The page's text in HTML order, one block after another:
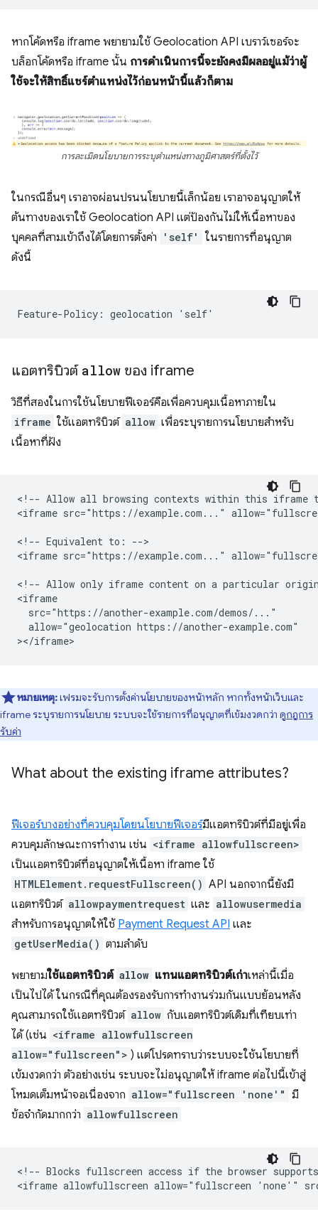
หากโค้ดหรือ iframe พยายามใช้ Geolocation API เบราว์เซอร์จะ
บล็อกโค้ดหรือ iframe นั้น การดำเนินการนี้จะยังคงมีผลอยู่แม้ว่าผู้
ใช้จะให้สิทธิ์แชร์ตำแหน่งไว้ก่อนหน้านี้แล้วก็ตาม
การละเมิดนโยบายการระบุตำแหน่งทางภูมิศาสตร์ที่ตั้งไว้
ในกรณีอื่นๆ เราอาจผ่อนปรนนโยบายนี้เล็กน้อย เราอาจอนุญาตให้
ต้นทางของเราใช้ Geolocation API แต่ป้องกันไม่ให้เนื้อหาของ
บุคคลที่สามเข้าถึงได้โดยการตั้งค่า
'self' ในรายการที่อนุญาต
ดังนี้
แอตทริบิวต์ allow ของ iframe
วิธีที่สองในการใช้นโยบายฟีเจอร์คือเพื่อควบคุมเนื้อหาภายใน
iframe ใช้แอตทริบิวต์ allow เพื่อระบุรายการนโยบายสำหรับ
เนื้อหาที่ฝัง
<!-- Allow all browsing contexts within this iframe
<iframe src="https://example.com..."
<!-- Equivalent to: -->
<iframe src="https://example.com..."
<!-- Allow only iframe content on a particular
<iframe
  src="https://another-example.com/demos/..."
  allow="geolocation https://another-example.com"
หมายเหตุ:เฟรมจะรับการตั้งค่านโยบายของหน้าหลัก หากทั้งหน้าเว็บและ
iframe ระบุรายการนโยบาย ระบบจะใช้รายการที่อนุญาตที่เข้มงวดกว่า ดูกฎการ
รับค่า
What about the existing iframe attributes?
ฟีเจอร์บางอย่างที่ควบคุมโดยนโยบายฟีเจอร์มีแอตทริบิวต์ที่มีอยู่เพื่อ
ควบคุมลักษณะการทํางาน เช่น <iframe allowfullscreen>
เป็นแอตทริบิวต์ที่อนุญาตให้เนื้อหา iframe ใช้
HTMLElement.requestFullscreen() API นอกจากนี้ยังมี
แอตทริบิวต์ allowpaymentrequest และ allowusermedia
สำหรับการอนุญาตให้ใช้ Payment Request API และ
getUserMedia() ตามลำดับ
พยายามใช้แอตทริบิวต์ allow แทนแอตทริบิวต์เก่าเหล่านี้เมื่อ
เป็นไปได้ ในกรณีที่คุณต้องรองรับการทำงานร่วมกันแบบย้อนหลัง
คุณสามารถใช้แอตทริบิวต์ allow กับแอตทริบิวต์เดิมที่เทียบเท่า
ได้ (เช่น <iframe allowfullscreen
allow="fullscreen"> ) แต่โปรดทราบว่าระบบจะใช้นโยบายที่
เข้มงวดกว่า ตัวอย่างเช่น ระบบจะไม่อนุญาตให้ iframe ต่อไปนี้เข้าสู่
โหมดเต็มหน้าจอเนื่องจาก allow="fullscreen 'none'" มี
ข้อจำกัดมากกว่า allowfullscreen
<!-- Blocks fullscreen access if the browser